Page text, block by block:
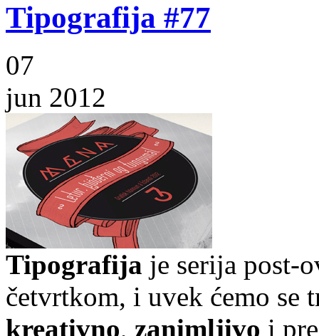
Tipografija #77
07
jun 2012
Tipografija je serija post-
četvrtkom, i uvek ćemo se
kreativno, zanimljivo i